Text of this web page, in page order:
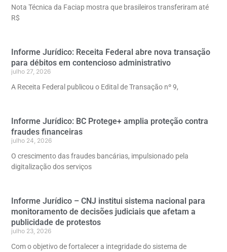
Nota Técnica da Faciap mostra que brasileiros transferiram até
R$
Informe Jurídico: Receita Federal abre nova transação
para débitos em contencioso administrativo
julho 27, 2026
A Receita Federal publicou o Edital de Transação nº 9,
Informe Jurídico: BC Protege+ amplia proteção contra
fraudes financeiras
julho 24, 2026
O crescimento das fraudes bancárias, impulsionado pela
digitalização dos serviços
Informe Jurídico – CNJ institui sistema nacional para
monitoramento de decisões judiciais que afetam a
publicidade de protestos
julho 23, 2026
Com o objetivo de fortalecer a integridade do sistema de